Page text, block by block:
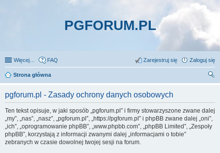
PGFORUM.PL
Więcej… FAQ Zaloguj się
Zarejestruj się
Strona główna
pgforum.pl - Zasady ochrony danych osobowych
Ten tekst opisuje, w jaki sposób „pgforum.pl” i firmy stowarzyszone zwane dalej
„my”, „nas”, „nasz”, „pgforum.pl”, „https://pgforum.pl” i phpBB zwane dalej „oni”,
„ich”, „oprogramowanie phpBB”, „www.phpbb.com”, „phpBB Limited”, „Zespoły
phpBB”, korzystają z informacji zwanymi dalej „informacjami o tobie”
zebranych w czasie dowolnej twojej sesji na forum.